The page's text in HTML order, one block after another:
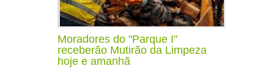
Moradores do "Parque I"
receberão Mutirão da Limpeza
hoje e amanhã